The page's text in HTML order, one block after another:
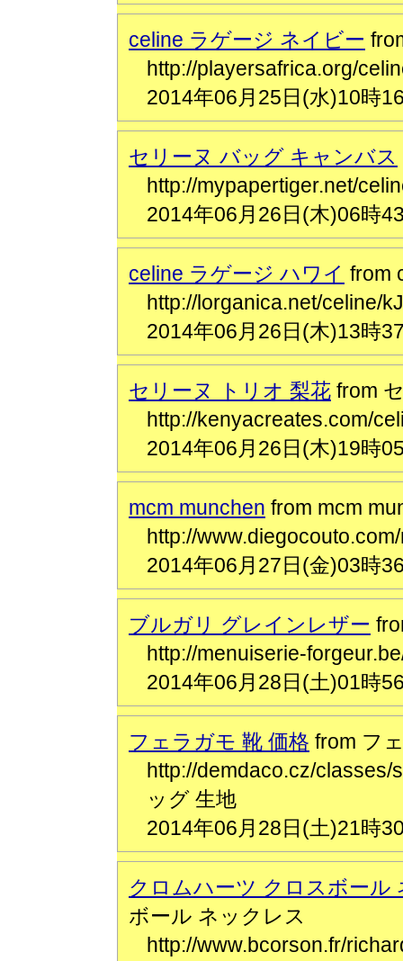
celine ラゲージ ネイビー
http://playersafrica.org/
2014年06月25日(水)10時
セリーヌ バッグ キャンバス
http://mypapertiger.net/
2014年06月26日(木)06時
celine ラゲージ ハワイ from
http://lorganica.net/celine/
2014年06月26日(木)13時
セリーヌ トリオ 梨花 from
http://kenyacreates.com/
2014年06月26日(木)19時
mcm munchen from mcm
http://
2014年06月27日(金)03時
ブルガリ グレインレザー
http://menuiserie-
2014年06月28日(土)01時
フェラガモ 靴 価格 from フ
http://demdaco.cz/
ッグ 生地
2014年06月28日(土)21時
クロムハーツ クロスボール
ボール ネックレス
http://www.bcorson.fr/